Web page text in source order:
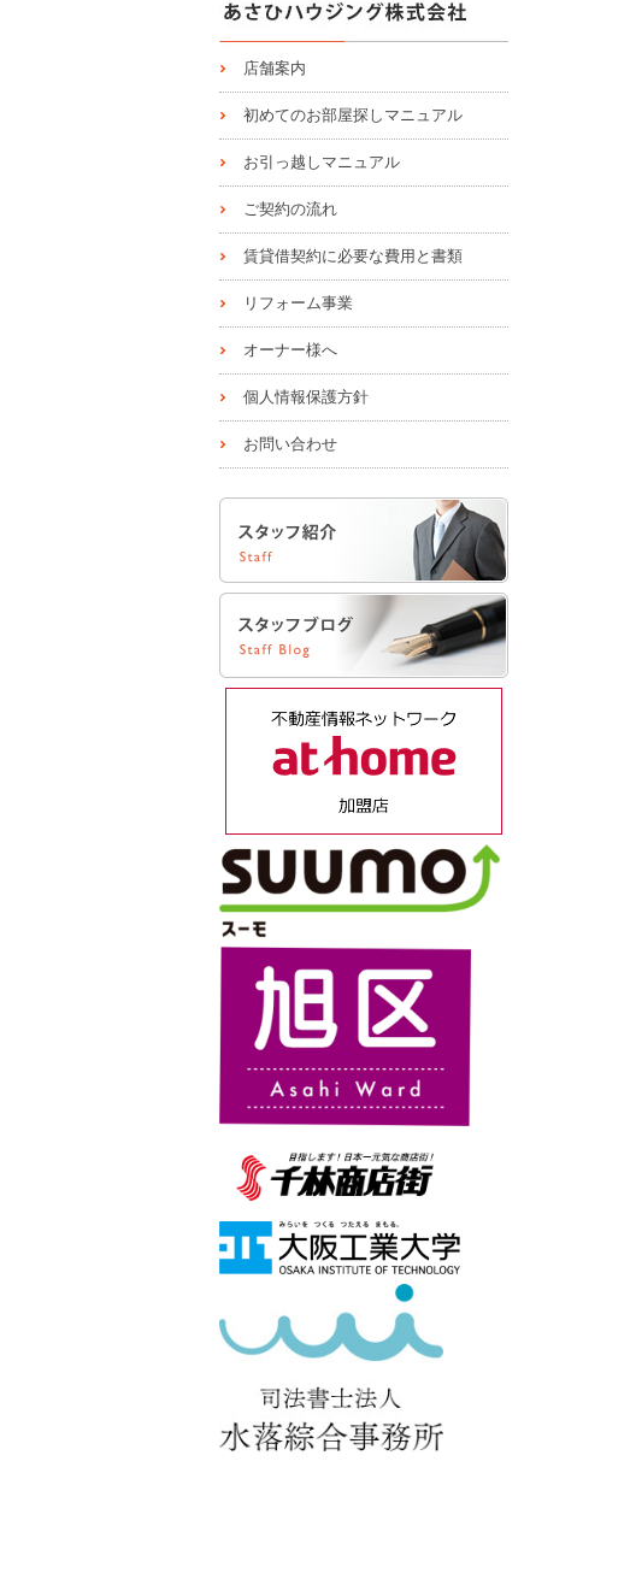
店舗案内
初めてのお部屋探しマニュアル
お引っ越しマニュアル
ご契約の流れ
賃貸借契約に必要な費用と書類
リフォーム事業
オーナー様へ
個人情報保護方針
お問い合わせ